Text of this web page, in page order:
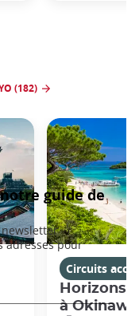
(182)
Circuits
Horizons
à Okinawa